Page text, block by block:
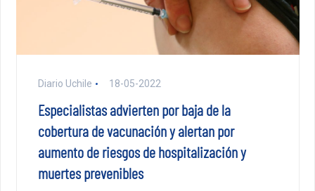
Diario Uchile 18-05-2022
Especialistas advierten por baja de la
cobertura de vacunación y alertan por
aumento de riesgos de hospitalización y
muertes prevenibles